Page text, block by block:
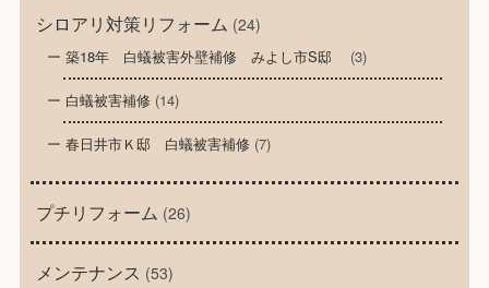
シロアリ対策リフォーム (24)
築18年 白蟻被害外壁補修 みよし市S邸 (3)
白蟻被害補修(14)
春日井市Ｋ邸 白蟻被害補修(7)
プチリフォーム (26)
メンテナンス (53)